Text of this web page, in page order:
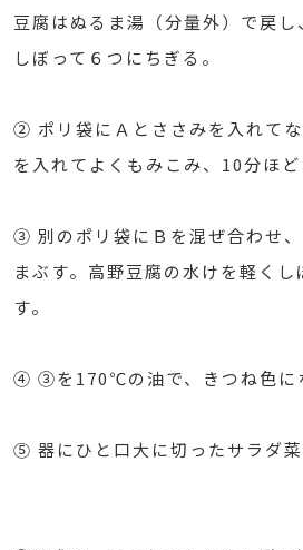
豆腐はぬるま湯（分量外）で戻し
しぼって６つにちぎる。
② ポリ袋にＡとささみを入れて
を入れてよくもみこみ、10分ほど
③ 別のポリ袋にＢを混ぜ合わせ
まぶす。高野豆腐の水けを軽く
す。
④ ③を170℃の油で、きつね色に
⑤ 器にひと口大に切ったサラダ